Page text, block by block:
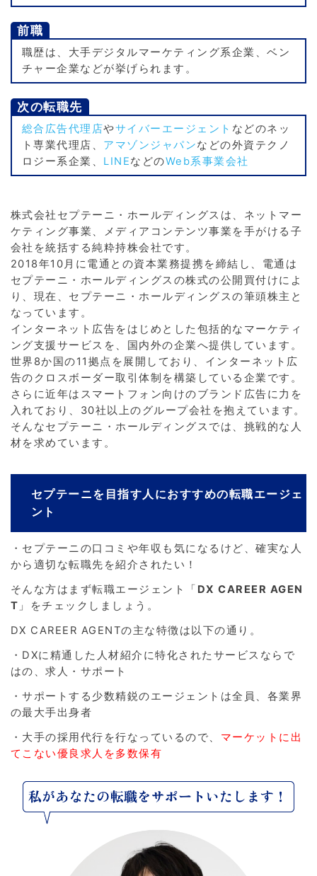
前職
職歴は、大手デジタルマーケティング系企業、ベン
チャー企業などが挙げられます。
次の転職先
総合広告代理店やサイバーエージェント などのネッ
ト専業代理店、 アマゾンジャパンなどの外資テクノ
ロジー系企業、 LINEなどのWeb系事業会社
株式会社セプテーニ・ホールディングスは、ネットマー
ケティング事業、メディアコンテンツ事業を手がける子
会社を統括する純粋持株会社です。
2018年10月に電通との資本業務提携を締結し、電通は
セプテーニ・ホールディングスの株式の公開買付けによ
り、現在、セプテーニ・ホールディングスの筆頭株主と
なっています。
インターネット広告をはじめとした包括的なマーケティ
ング支援サービスを、国内外の企業へ提供しています。
世界8か国の11拠点を展開しており、インターネット広
告のクロスボーダー取引体制を構築している企業です。
さらに近年はスマートフォン向けのブランド広告に力を
入れており、30社以上のグループ会社を抱えています。
そんなセプテーニ・ホールディングスでは、挑戦的な人
材を求めています。
セプテーニを目指す人におすすめの転職エージェ
ント
・セプテーニの口コミや年収も気になるけど、確実な人
から適切な転職先を紹介されたい！
そんな方はまず転職エージェント「 DX CAREER AGEN
T 」をチェックしましょう。
DX CAREER AGENTの主な特徴は以下の通り。
・DXに精通した人材紹介に特化されたサービスならで
はの、求人・サポート
・サポートする少数精鋭のエージェントは全員、各業界
の最大手出身者
・大手の採用代行を行なっているので、 マーケットに出
てこない優良求人を多数保有